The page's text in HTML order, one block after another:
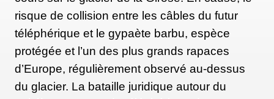
de 16 000 m3 de la station de Bessans permet de
couvrir 3,5 km de piste seulement.
11. Est-ce que le snowfarming
est voué à se développer ?
risque de collision entre les câbles du futur
téléphérique et le gypaète barbu, espèce
protégée et l’un des plus grands rapaces
d’Europe, régulièrement observé au-dessus
du glacier. La bataille juridique autour du